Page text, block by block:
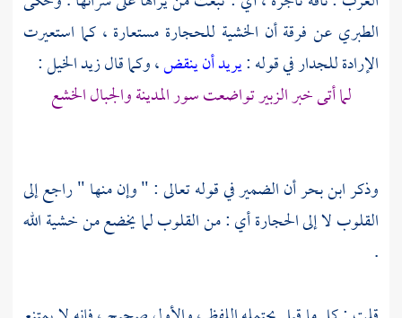
الطبري عن فرقة أن الخشية للحجارة مستعارة ، كما استعيرت
الإرادة للجدار في قوله :يريد أن ينقض، وكما قالزيد الخيل:
لما أتى خبر الزبير تواضعت سور المدينة والجبال الخشع
وذكرابن بحرأن الضمير في قوله تعالى : " وإن منها " راجع إلى
القلوب لا إلى الحجارة أي : من القلوب لما يخضع من خشية الله
.